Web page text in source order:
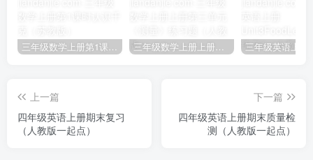
上一篇
四年级英语上册期末复习
（人教版一起点）
下一篇
四年级英语上册期末质量检
测（人教版一起点）